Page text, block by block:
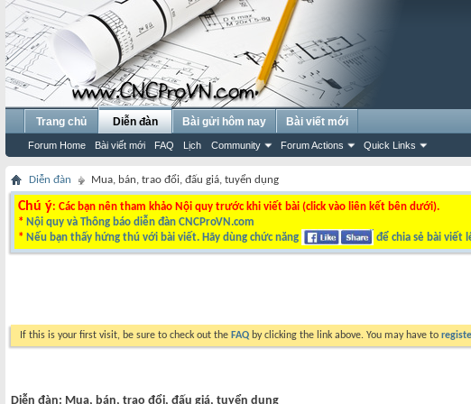
Trang chủ Diễn đàn
Forum Home Bài viết mới FAQ Lịch Community Forum Actions Quick Links
Bài gửi hôm nay Bài viết mới
Diễn đàn Mua, bán, trao đổi, đấu giá, tuyển dụng
Chú ý: Các bạn nên tham khảo Nội quy trước khi viết bài (click vào liên kết bên dưới).
* Nội quy và Thông báo diễn đàn CNCProVN.com
* Nếu bạn thấy hứng thú với bài viết. Hãy dùng chức năng để chia sẻ bài viết
If this is your first visit, be sure to check out the FAQ by clicking the link above. You may have to
Diễn đàn: Mua, bán, trao đổi, đấu giá, tuyển dụng